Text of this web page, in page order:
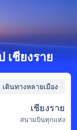
เชียงราย
เดินทางหลายเมือง
เชียงราย
สนามบินทุกแห่ง